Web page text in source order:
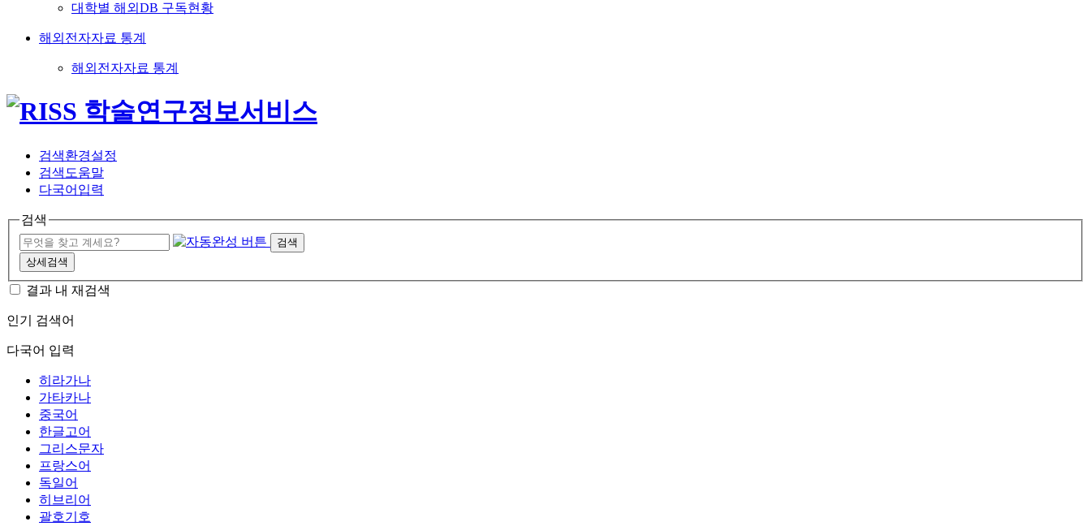
대학별 해외DB 구독현황
해외전자자료 통계
해외전자자료 통계
검색환경설정
검색도움말
다국어입력
검색
검색
상세검색
결과 내 재검색
인기 검색어
다국어 입력
히라가나
가타카나
중국어
한글고어
그리스문자
프랑스어
독일어
히브리어
괄호기호